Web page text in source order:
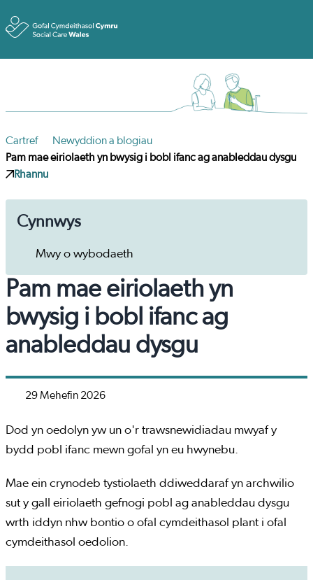
Cartref
Newyddion a blogiau
Pam mae eiriolaeth yn bwysig i bobl ifanc ag anableddau dysgu
Rhannu
Cynnwys
Mwy o wybodaeth
Pam mae eiriolaeth yn
bwysig i bobl ifanc ag
anableddau dysgu
29 Mehefin 2026
Dod yn oedolyn yw un o'r trawsnewidiadau mwyaf y
bydd pobl ifanc mewn gofal yn eu hwynebu.
Mae ein crynodeb tystiolaeth ddiweddaraf yn archwilio
sut y gall eiriolaeth gefnogi pobl ag anableddau dysgu
wrth iddyn nhw bontio o ofal cymdeithasol plant i ofal
cymdeithasol oedolion.